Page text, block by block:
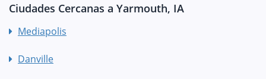
Ciudades Cercanas a Yarmouth, IA
Mediapolis
Danville